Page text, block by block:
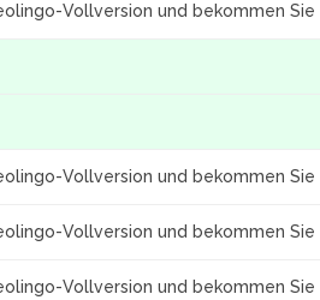
Vollversion und bekommen Sie
Vollversion und bekommen Sie
Vollversion und bekommen Sie
Vollversion und bekommen Sie